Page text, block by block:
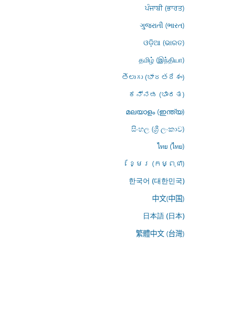
ਪੰਜਾਬੀ (ਭਾਰਤ)
ગુજરાતી (ભારત)
ଓଡ଼ିଆ (ଭାରତ)
தமிழ் (இந்தியா)
తెలుగు (భారతదేశం)
ಕನ್ನಡ (ಭಾರತ)
മലയാളം (ഇന്ത്യ)
සිංහල (ශ්‍රී ලංකාව)
ไทย (ไทย)
ខ្មែរ (កម្ពុជា)
한국어 (대한민국)
中文(中国)
日本語 (日本)
繁體中文 (台灣)